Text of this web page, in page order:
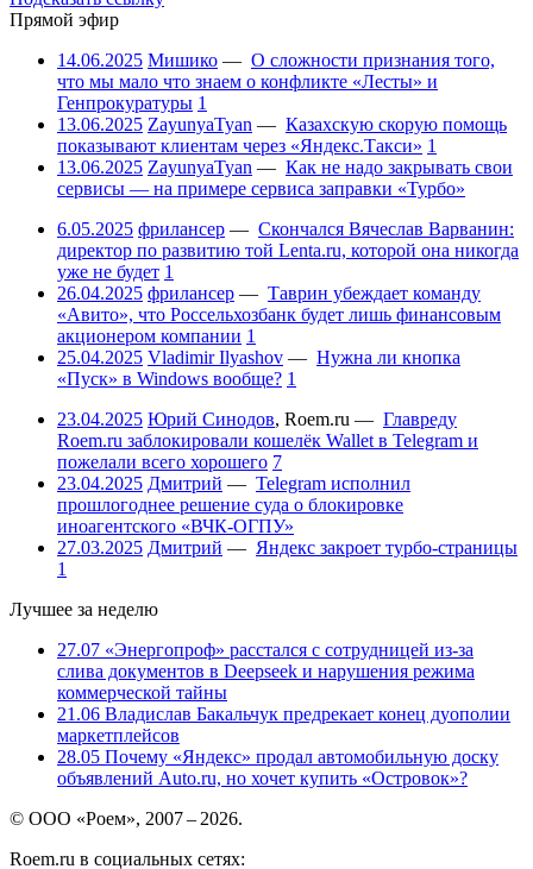
Прямой эфир
14.06.2025 Мишико — О сложности признания того,
что мы мало что знаем о конфликте «Лесты» и
Генпрокуратуры 1
13.06.2025 ZayunyaTyan — Казахскую скорую помощь
показывают клиентам через «Яндекс.Такси» 1
13.06.2025 ZayunyaTyan — Как не надо закрывать свои
сервисы — на примере сервиса заправки «Турбо»
6.05.2025 фрилансер — Скончался Вячеслав Варванин:
директор по развитию той Lenta.ru, которой она никогда
уже не будет 1
26.04.2025 фрилансер — Таврин убеждает команду
«Авито», что Россельхозбанк будет лишь финансовым
акционером компании 1
25.04.2025 Vladimir Ilyashov — Нужна ли кнопка
«Пуск» в Windows вообще? 1
23.04.2025 Юрий Синодов, Roem.ru — Главреду
Roem.ru заблокировали кошелёк Wallet в Telegram и
пожелали всего хорошего 7
23.04.2025 Дмитрий — Telegram исполнил
прошлогоднее решение суда о блокировке
иноагентского «ВЧК-ОГПУ»
27.03.2025 Дмитрий — Яндекс закроет турбо-страницы
1
Лучшее за неделю
27.07 «Энергопроф» расстался с сотрудницей из-за
слива документов в Deepseek и нарушения режима
коммерческой тайны
21.06 Владислав Бакальчук предрекает конец дуополии
маркетплейсов
28.05 Почему «Яндекс» продал автомобильную доску
объявлений Auto.ru, но хочет купить «Островок»?
© ООО «Роем», 2007 – 2026.
Roem.ru в социальных сетях: